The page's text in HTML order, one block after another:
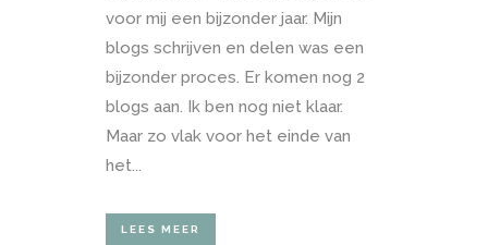
voor mij een bijzonder jaar. Mijn
blogs schrijven en delen was een
bijzonder proces. Er komen nog 2
blogs aan. Ik ben nog niet klaar.
Maar zo vlak voor het einde van
het...
LEES MEER